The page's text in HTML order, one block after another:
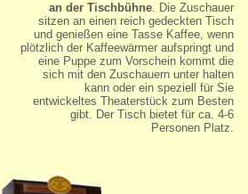
an der Tischbühne. Die Zuschauer
sitzen an einen reich gedeckten Tisch
und genießen eine Tasse Kaffee, wenn
plötzlich der Kaffeewärmer aufspringt und
eine Puppe zum Vorschein kommt die
sich mit den Zuschauern unter halten
kann oder ein speziell für Sie
entwickeltes Theaterstück zum Besten
gibt. Der Tisch bietet für ca. 4-6
Personen Platz.